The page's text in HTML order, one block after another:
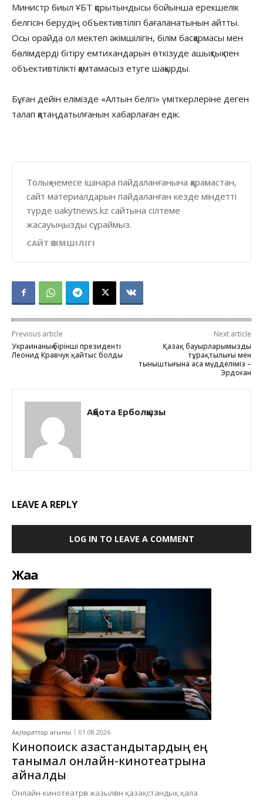
Министр биыл ҰБТ қорытындысы бойынша ерекшелік
белгісін берудің объективтілігі бағаланатынын айтты.
Осы орайда ол мектеп әкімшілігін, білім басқармасы мен
бөлімдерді бітіру емтихандарын өткізуде ашықтық пен
объективтілікті қамтамасыз етуге шақырды.
Бұған дейін елімізде «Алтын белгі» үміткерлеріне деген
талап қатаңдатылғанын хабарлаған едік.
Толық немесе ішінара пайдаланғанына қарамастан,
сайт материалдарын пайдаланған кезде міндетті
түрде uakytnews.kz сайтына сілтеме
жасауыңызды сұраймыз.
САЙТ ӘКІМШІЛІГІ
Previous article
Украинаның бірінші президенті
Леонид Кравчук қайтыс болды
Next article
Қазақ бауырларымыздың
тұрақтылығы мен
тыныштығына аса мүдделіміз –
Эрдоған
Ақбота Ерболқызы
LEAVE A REPLY
LOG IN TO LEAVE A COMMENT
Жаңа
Ақпараттар ағыны 01.08.2026
Кинопоиск қазақстандықтардың ең
танымал онлайн-кинотеатрына
айналды
Онлайн-кинотеатрға жазылған қазақстандық қала